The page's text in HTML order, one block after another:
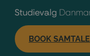
BOOK SAMTALE